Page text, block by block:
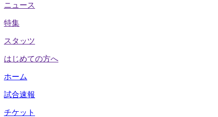
ニュース
特集
スタッツ
はじめての方へ
ホーム
試合速報
チケット